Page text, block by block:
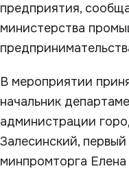
предприятия,
министерства
В мероприятии
начальник
администрации
Залесинский,
минпромторга